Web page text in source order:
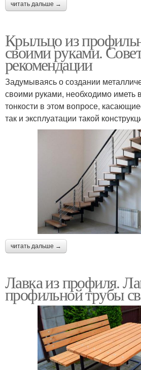
читать дальше →
Крыльцо из
своими руками.
рекомендации
Задумываясь о создании
своими руками, необходимо иметь
тонкости в этом вопросе,
так и эксплуатации такой
читать дальше →
Лавка из профиля.
профильной трубы